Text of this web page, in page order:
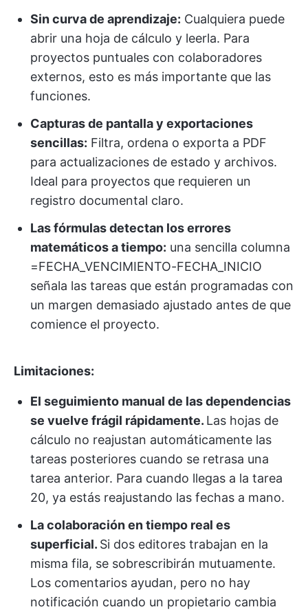
Sin curva de aprendizaje: Cualquiera puede
abrir una hoja de cálculo y leerla. Para
proyectos puntuales con colaboradores
externos, esto es más importante que las
funciones.
Capturas de pantalla y exportaciones
sencillas: Filtra, ordena o exporta a PDF
para actualizaciones de estado y archivos.
Ideal para proyectos que requieren un
registro documental claro.
Las fórmulas detectan los errores
matemáticos a tiempo: una sencilla columna
=FECHA_VENCIMIENTO-FECHA_INICIO
señala las tareas que están programadas con
un margen demasiado ajustado antes de que
comience el proyecto.
Limitaciones:
El seguimiento manual de las dependencias
se vuelve frágil rápidamente. Las hojas de
cálculo no reajustan automáticamente las
tareas posteriores cuando se retrasa una
tarea anterior. Para cuando llegas a la tarea
20, ya estás reajustando las fechas a mano.
La colaboración en tiempo real es
superficial. Si dos editores trabajan en la
misma fila, se sobrescribirán mutuamente.
Los comentarios ayudan, pero no hay
notificación cuando un propietario cambia